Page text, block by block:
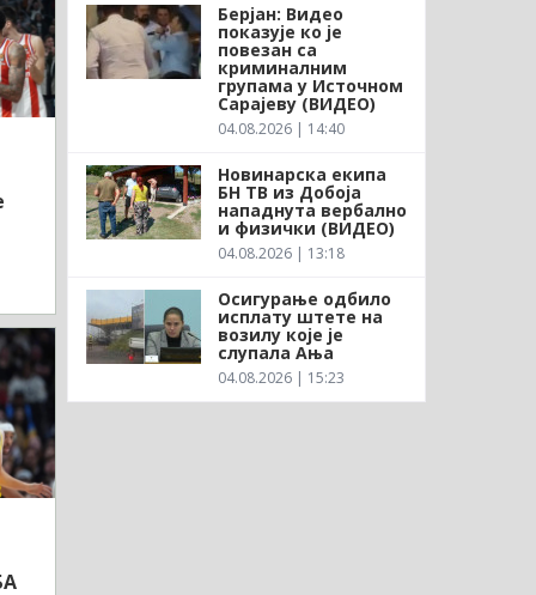
Берјан: Видео
показује ко је
повезан са
криминалним
групама у Источном
Сарајеву (ВИДЕО)
04.08.2026 | 14:40
Новинарска екипа
БН ТВ из Добоја
нападнута вербално
и физички (ВИДЕО)
04.08.2026 | 13:18
Осигурање одбило
исплату штете на
возилу које је
слупала Ања
04.08.2026 | 15:23